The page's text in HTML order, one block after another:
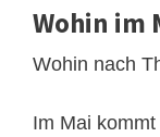
Wohin im
Wohin nach
Im Mai